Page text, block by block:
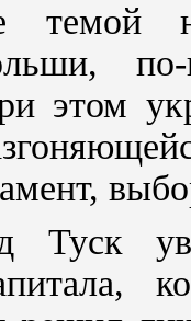
темой
по-
этом
Туск